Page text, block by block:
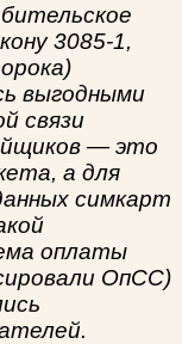
3085-1,
выгодными
связи
— это
а для
симкарт
оплаты
ОпСС)